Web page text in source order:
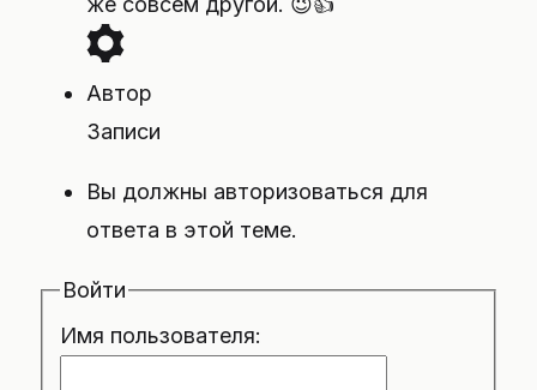
Автор
Записи
Вы должны авторизоваться для
ответа в этой теме.
Войти
Имя пользователя: